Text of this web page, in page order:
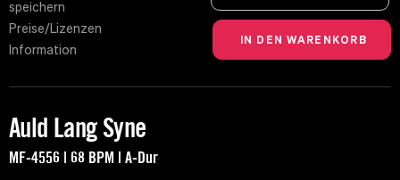
speichern
Preise/Lizenzen
Information
Auld Lang Syne
MF-4556 | 68 BPM | A-Dur